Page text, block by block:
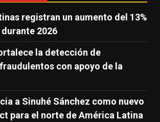
registran un aumento del 13%
2026
la detección de
con apoyo de la
a Sinuhé Sánchez como nuevo
para el norte de América Latina